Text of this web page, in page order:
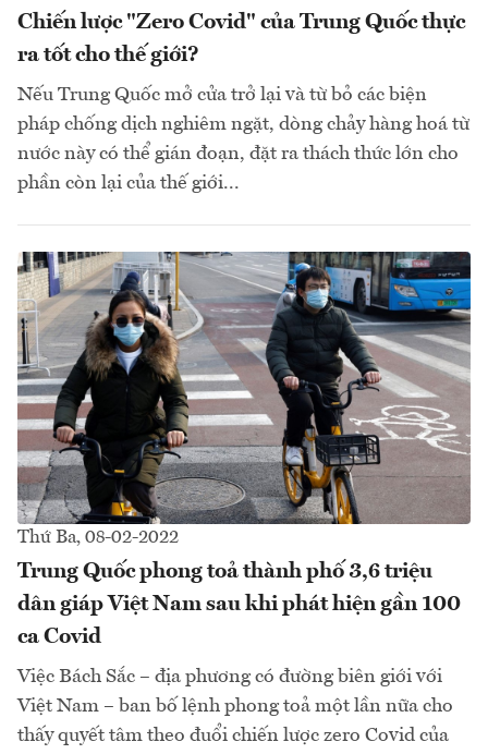
Chiến lược "Zero Covid" của Trung Quốc thực
ra tốt cho thế giới?
Nếu Trung Quốc mở cửa trở lại và từ bỏ các biện
pháp chống dịch nghiêm ngặt, dòng chảy hàng hoá từ
nước này có thể gián đoạn, đặt ra thách thức lớn cho
phần còn lại của thế giới...
Thứ Ba, 08-02-2022
Trung Quốc phong toả thành phố 3,6 triệu
dân giáp Việt Nam sau khi phát hiện gần 100
ca Covid
Việc Bách Sắc – địa phương có đường biên giới với
Việt Nam – ban bố lệnh phong toả một lần nữa cho
thấy quyết tâm theo đuổi chiến lược zero Covid của